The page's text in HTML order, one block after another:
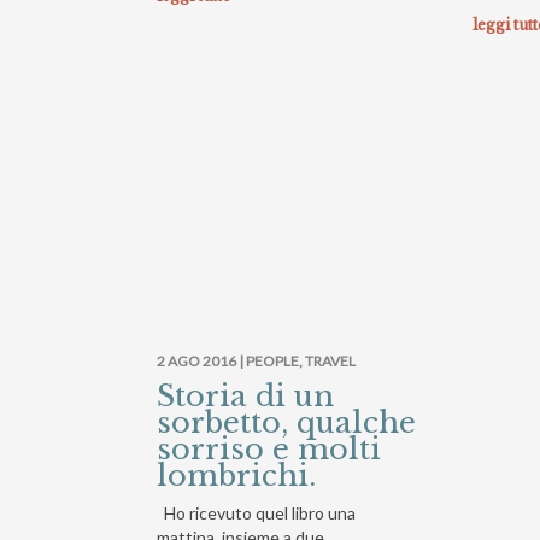
leggi
2 AGO 2016 | PEOPLE,TRAVEL
Storia di un
sorbetto, qualche
sorriso e molti
lombrichi.
Ho ricevuto quel libro una